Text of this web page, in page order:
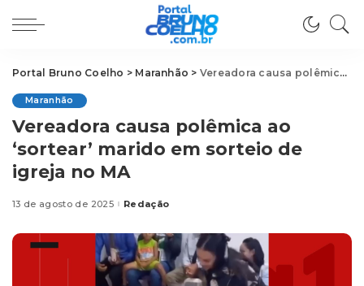
Portal Bruno Coelho > Maranhão > Vereadora causa polêmica ao ‘sortear’ marido em sorteio de igreja no MA
Maranhão
Vereadora causa polêmica ao
‘sortear’ marido em sorteio de
igreja no MA
13 de agosto de 2025Posted
Redação